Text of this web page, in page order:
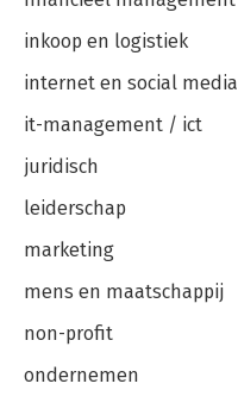
inkoop en logistiek
internet en social media
it-management / ict
juridisch
leiderschap
marketing
mens en maatschappij
non-profit
ondernemen